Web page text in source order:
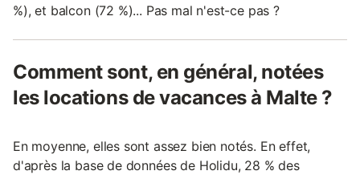
%), et balcon (72 %)... Pas mal n'est-ce pas ?
Comment sont, en général, notées
les locations de vacances à Malte ?
En moyenne, elles sont assez bien notés. En effet,
d'après la base de données de Holidu, 28 % des